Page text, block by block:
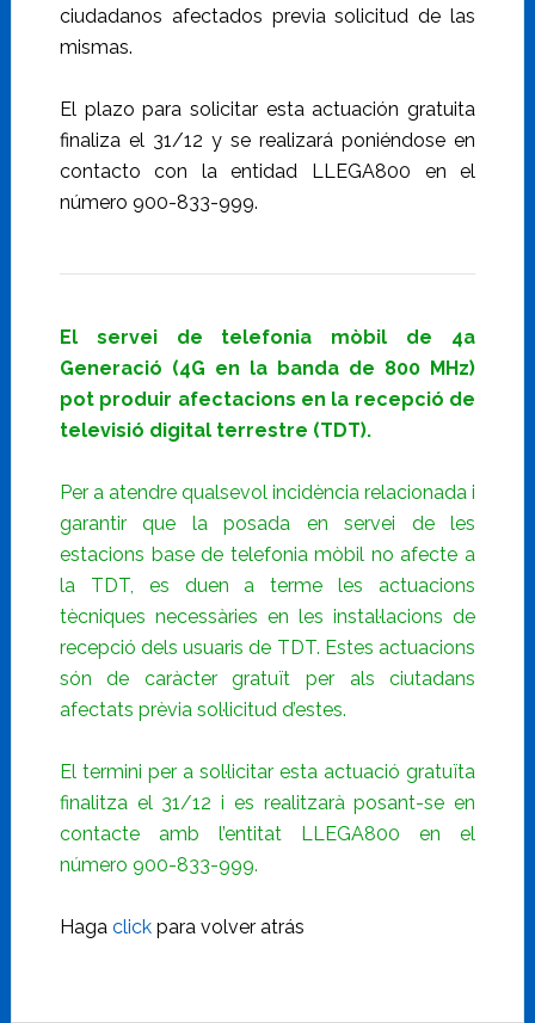
ciudadanos afectados previa solicitud de las
mismas.
El plazo para solicitar esta actuación gratuita
finaliza el 31/12 y se realizará poniéndose en
contacto con la entidad LLEGA800 en el
número 900-833-999.
El servei de telefonia mòbil de 4a
Generació (4G en la banda de 800 MHz)
pot produir afectacions en la recepció de
televisió digital terrestre (TDT).
Per a atendre qualsevol incidència relacionada i
garantir que la posada en servei de les
estacions base de telefonia mòbil no afecte a
la TDT, es duen a terme les actuacions
tècniques necessàries en les instal·lacions de
recepció dels usuaris de TDT. Estes actuacions
són de caràcter gratuït per als ciutadans
afectats prèvia sol·licitud d’estes.
El termini per a sol·licitar esta actuació gratuïta
finalitza el 31/12 i es realitzarà posant-se en
contacte amb l’entitat LLEGA800 en el
número 900-833-999.
Haga clickpara volver atrás